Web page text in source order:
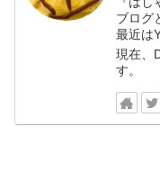
ブログ
最近は
現在、
す。